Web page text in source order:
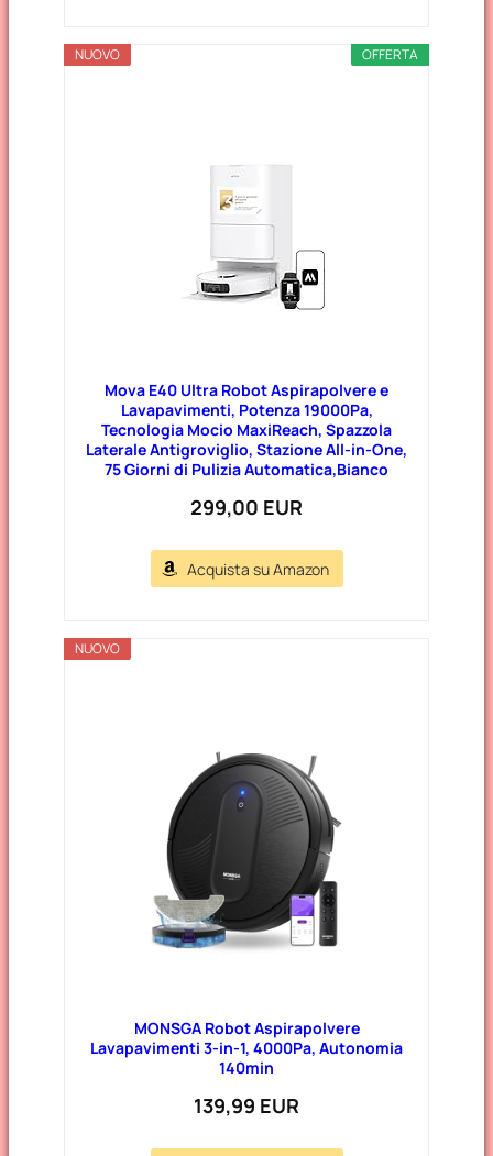
OFFERTA
NUOVO
Mova E40 Ultra Robot Aspirapolvere e
Lavapavimenti, Potenza 19000Pa,
Tecnologia Mocio MaxiReach, Spazzola
Laterale Antigroviglio, Stazione All-in-One,
75 Giorni di Pulizia Automatica,Bianco
299,00 EUR
Acquista su Amazon
NUOVO
MONSGA Robot Aspirapolvere
Lavapavimenti 3-in-1, 4000Pa, Autonomia
140min
139,99 EUR